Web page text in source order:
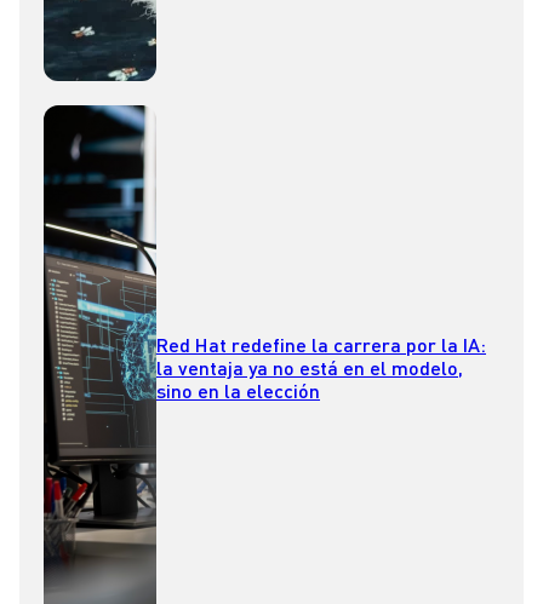
Red Hat redefine la carrera por la IA:
la ventaja ya no está en el modelo,
sino en la elección